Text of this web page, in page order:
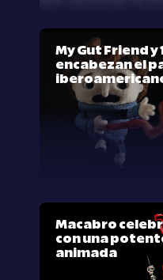
My Gut Friend y
encabezan el
Macabro
con una
animada